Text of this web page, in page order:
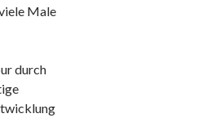
Male
durch